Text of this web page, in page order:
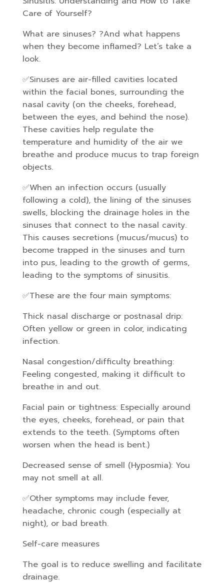
Care of Yourself?
What are sinuses? ?And what happens
when they become inflamed? Let’s take a
look.
✅Sinuses are air-filled cavities located
within the facial bones, surrounding the
nasal cavity (on the cheeks, forehead,
between the eyes, and behind the nose).
These cavities help regulate the
temperature and humidity of the air we
breathe and produce mucus to trap foreign
objects.
✅When an infection occurs (usually
following a cold), the lining of the sinuses
swells, blocking the drainage holes in the
sinuses that connect to the nasal cavity.
This causes secretions (mucus/mucus) to
become trapped in the sinuses and turn
into pus, leading to the growth of germs,
leading to the symptoms of sinusitis.
✅These are the four main symptoms:
Thick nasal discharge or postnasal drip:
Often yellow or green in color, indicating
infection.
Nasal congestion/difficulty breathing:
Feeling congested, making it difficult to
breathe in and out.
Facial pain or tightness: Especially around
the eyes, cheeks, forehead, or pain that
extends to the teeth. (Symptoms often
worsen when the head is bent.)
Decreased sense of smell (Hyposmia): You
may not smell at all.
✅Other symptoms may include fever,
headache, chronic cough (especially at
night), or bad breath.
Self-care measures
The goal is to reduce swelling and facilitate
drainage.